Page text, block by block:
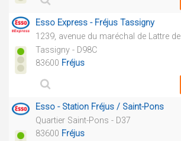
Esso Express - Fréjus Tassigny
1239, avenue du maréchal de Lattre de
Tassigny - D98C
83600 Fréjus
Esso - Station Fréjus / Saint-Pons
Quartier Saint-Pons - D37
83600 Fréjus